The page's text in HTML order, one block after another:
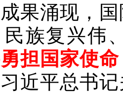
果涌现，
族复兴伟
担国家使命
近平总书